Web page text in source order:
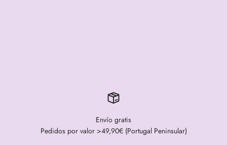
Envío gratis
Pedidos por valor >49,90€ (Portugal Peninsular)